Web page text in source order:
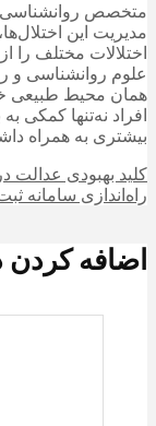
متخصص روانشناسی
مدیریت این
اختلالات مختلف را
علوم روانشناسی و
همان محیط طبیعی
افراد نه‌تنها کمکی
بیشتری به همراه
کلید بهبودی عدالت
راه‌اندازی سامانه
اضافه کردن